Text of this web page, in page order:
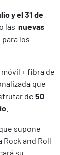
y el 31 de
las nuevas
los
+ fibra de
que
de 50
supone
and Roll
su